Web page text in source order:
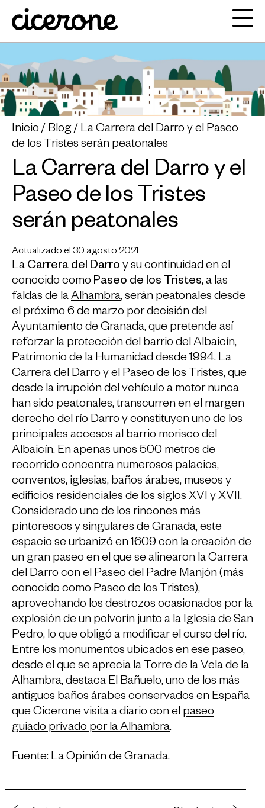
Inicio Blog
La Carrera del Darro y el Paseo
de los Tristes serán peatonales
La Carrera del Darro y el
Paseo de los Tristes
serán peatonales
Actualizado el 30 agosto 2021
La Carrera del Darro y su continuidad en el
conocido como Paseo de los Tristes, a las
faldas de laAlhambra, serán peatonales desde
el próximo 6 de marzo por decisión del
Ayuntamiento de Granada, que pretende así
reforzar la protección del barrio del Albaicín,
Patrimonio de la Humanidad desde 1994. La
Carrera del Darro y el Paseo de los Tristes, que
desde la irrupción del vehículo a motor nunca
han sido peatonales, transcurren en el margen
derecho del río Darro y constituyen uno de los
principales accesos al barrio morisco del
Albaicín. En apenas unos 500 metros de
recorrido concentra numerosos palacios,
conventos, iglesias, baños árabes, museos y
edificios residenciales de los siglos XVI y XVII.
Considerado uno de los rincones más
pintorescos y singulares de Granada, este
espacio se urbanizó en 1609 con la creación de
un gran paseo en el que se alinearon la Carrera
del Darro con el Paseo del Padre Manjón (más
conocido como Paseo de los Tristes),
aprovechando los destrozos ocasionados por la
explosión de un polvorín junto a la Iglesia de San
Pedro, lo que obligó a modificar el curso del río.
Entre los monumentos ubicados en ese paseo,
desde el que se aprecia la Torre de la Vela de la
Alhambra, destaca El Bañuelo, uno de los más
antiguos baños árabes conservados en España
que Cicerone visita a diario con el paseo
guiado privado por la Alhambra.
Fuente: La Opinión de Granada.